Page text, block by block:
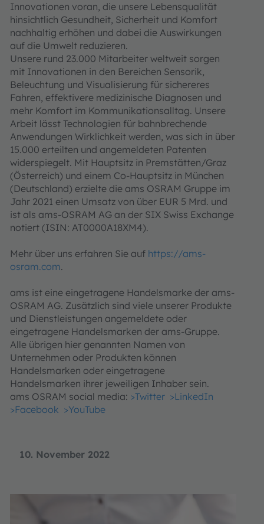
10. November 2022
Innovationen voran, die unsere Lebensqualität
hinsichtlich Gesundheit, Sicherheit und Komfort
nachhaltig erhöhen und dabei die Auswirkungen
auf die Umwelt reduzieren.
Unsere rund 23.000 Mitarbeiter weltweit sorgen
mit Innovationen in den Bereichen Sensorik,
Beleuchtung und Visualisierung für sichereres
Fahren, effektivere medizinische Diagnosen und
mehr Komfort im Kommunikationsalltag. Unsere
Arbeit lässt Technologien für bahnbrechende
Anwendungen Wirklichkeit werden, was sich in über
15.000 erteilten und angemeldeten Patenten
widerspiegelt. Mit Hauptsitz in Premstätten/Graz
(Österreich) und einem Co-Hauptsitz in München
(Deutschland) erzielte die ams OSRAM Gruppe im
Jahr 2021 einen Umsatz von über EUR 5 Mrd. und
ist als ams-OSRAM AG an der SIX Swiss Exchange
notiert (ISIN: AT0000A18XM4).
Mehr über uns erfahren Sie auf https://ams-
osram.com.
ams ist eine eingetragene Handelsmarke der ams-
OSRAM AG. Zusätzlich sind viele unserer Produkte
und Dienstleistungen angemeldete oder
eingetragene Handelsmarken der ams-Gruppe.
Alle übrigen hier genannten Namen von
Unternehmen oder Produkten können
Handelsmarken oder eingetragene
Handelsmarken ihrer jeweiligen Inhaber sein.
ams OSRAM social media: >Twitter >LinkedIn
>Facebook >YouTube